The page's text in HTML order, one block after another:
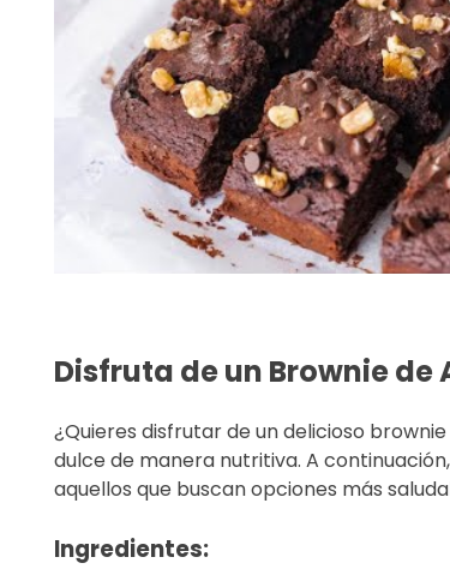
Disfruta de un Brownie de
¿Quieres disfrutar de un delicioso
dulce de manera nutritiva. A
aquellos que buscan opciones más
Ingredientes: